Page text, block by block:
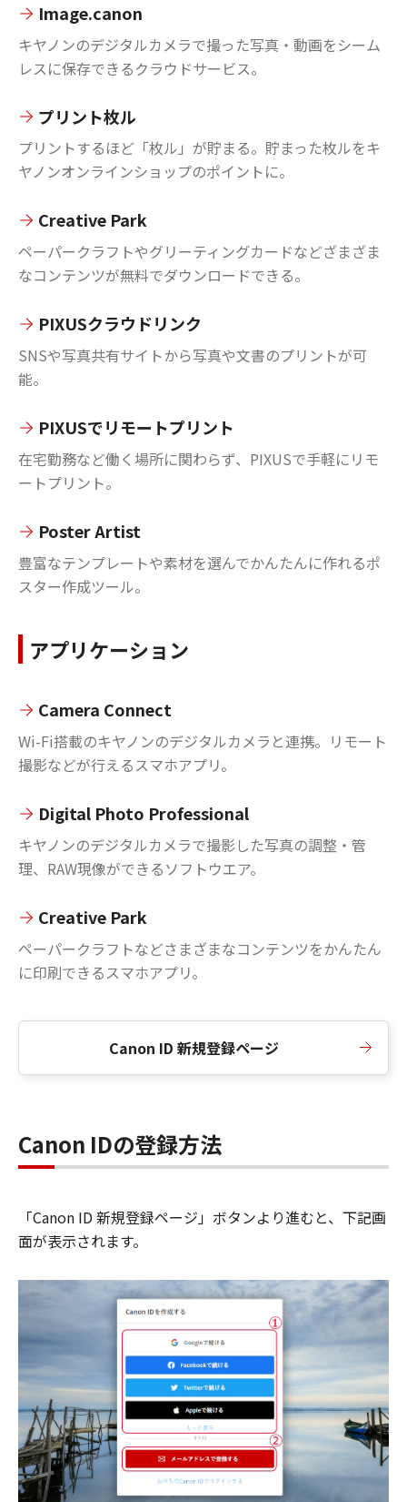
Image.canon
キヤノンのデジタルカメラで撮った写真・動画をシーム
レスに保存できるクラウドサービス。
プリント枚ル
プリントするほど「枚ル」が貯まる。貯まった枚ルをキ
ヤノンオンラインショップのポイントに。
Creative Park
ペーパークラフトやグリーティングカードなどざまざま
なコンテンツが無料でダウンロードできる。
PIXUSクラウドリンク
SNSや写真共有サイトから写真や文書のプリントが可
能。
PIXUSでリモートプリント
在宅勤務など働く場所に関わらず、PIXUSで手軽にリモ
ートプリント。
Poster Artist
豊富なテンプレートや素材を選んでかんたんに作れるポ
スター作成ツール。
アプリケーション
Camera Connect
Wi-Fi搭載のキヤノンのデジタルカメラと連携。リモート
撮影などが行えるスマホアプリ。
Digital Photo Professional
キヤノンのデジタルカメラで撮影した写真の調整・管
理、RAW現像ができるソフトウエア。
Creative Park
ペーパークラフトなどさまざまなコンテンツをかんたん
に印刷できるスマホアプリ。
Canon ID 新規登録ページ
Canon IDの登録方法
「Canon ID 新規登録ページ」ボタンより進むと、下記画
面が表示されます。